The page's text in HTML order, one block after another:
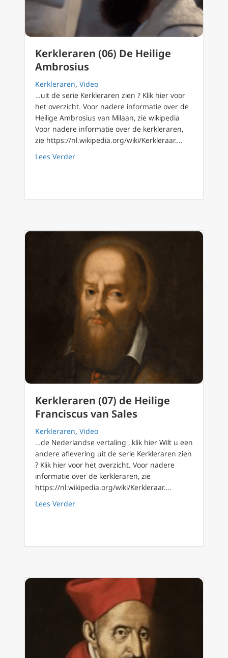
Kerkleraren (06) De Heilige
Ambrosius
Kerkleraren, Video
…uit de serie Kerkleraren zien ? Klik hier voor
het overzicht. Voor nadere informatie over de
Heilige Ambrosius van Milaan, zie wikipedia
Voor nadere informatie over de kerkleraren,
zie https://nl.wikipedia.org/wiki/Kerkleraar….
Lees Verderabout Kerkleraren (06) De Heilige Ambrosius
Kerkleraren (07) de Heilige
Franciscus van Sales
Kerkleraren, Video
…de Nederlandse vertaling , klik hier Wilt u een
andere aflevering uit de serie Kerkleraren zien
? Klik hier voor het overzicht. Voor nadere
informatie over de kerkleraren, zie
https://nl.wikipedia.org/wiki/Kerkleraar….
Lees Verderabout Kerkleraren (07) de Heilige Franciscus